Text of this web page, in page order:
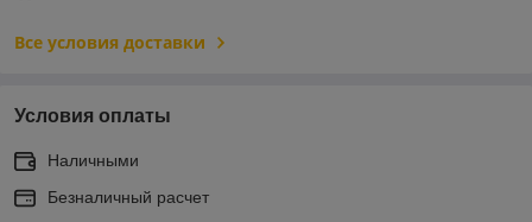
Все условия доставки
Условия оплаты
Наличными
Безналичный расчет